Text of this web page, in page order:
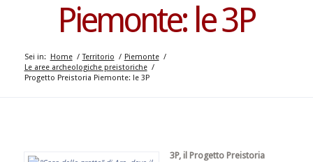
Piemonte: le 3P
Sei in: Home / Territorio / Piemonte /
Le aree archeologiche preistoriche /
Progetto Preistoria Piemonte: le 3P
3P, il Progetto Preistoria